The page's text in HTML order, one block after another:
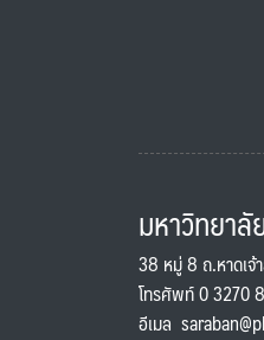
มหาวิทยา
38 หมู่ 8 ถ.หาดเจ้
โทรศัพท์ 0 3270
อีเมล